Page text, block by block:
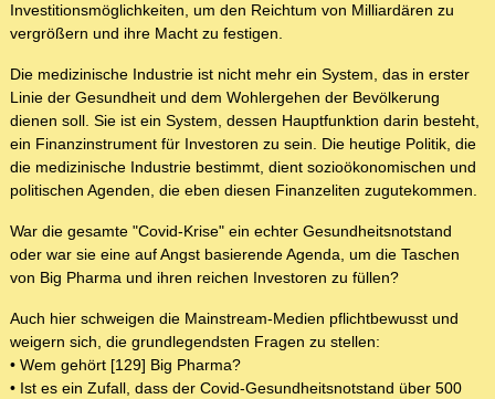
Investitionsmöglichkeiten, um den Reichtum von Milliardären zu
vergrößern und ihre Macht zu festigen.
Die medizinische Industrie ist nicht mehr ein System, das in erster
Linie der Gesundheit und dem Wohlergehen der Bevölkerung
dienen soll. Sie ist ein System, dessen Hauptfunktion darin besteht,
ein Finanzinstrument für Investoren zu sein. Die heutige Politik, die
die medizinische Industrie bestimmt, dient sozioökonomischen und
politischen Agenden, die eben diesen Finanzeliten zugutekommen.
War die gesamte "Covid-Krise" ein echter Gesundheitsnotstand
oder war sie eine auf Angst basierende Agenda, um die Taschen
von Big Pharma und ihren reichen Investoren zu füllen?
Auch hier schweigen die Mainstream-Medien pflichtbewusst und
weigern sich, die grundlegendsten Fragen zu stellen:
• Wem gehört [129] Big Pharma?
• Ist es ein Zufall, dass der Covid-Gesundheitsnotstand über 500